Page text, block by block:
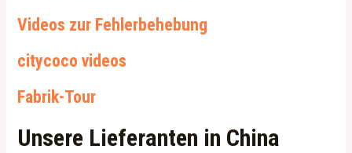
Videos zur Fehlerbehebung
citycoco videos
Fabrik-Tour
Unsere Lieferanten in China